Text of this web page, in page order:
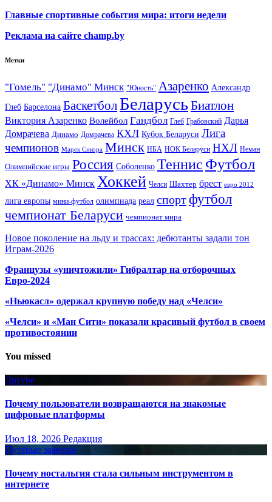
Главные спортивные события мира: итоги недели
Реклама на сайте champ.by
Метки
"Гомель" "Динамо" Минск "Юность" Азаренко Александр
Глеб Барселона Баскетбол БеларусьБиатлон
Виктория Азаренко Волейбол Гандбол Глеб Грабовский Дарья
Домрачева Динамо Домрачева КХЛ Кубок Беларуси Лига
чемпионов Марек Сикора Минск НБА НОК Беларуси НХЛ Неман
Олимпийские игры Россия Соболенко Теннис Футбол
ХК «Динамо» Минск Хоккей Челси Шахтер брест евро 2012
лига европы мини-футбол олимпиада реал спортфутбол
чемпионат Беларуси чемпионат мира
Новое поколение на льду и трассах: дебютанты задали тон
Играм-2026
Французы «уничтожили» Гибралтар на отборочных
Евро-2024
«Ньюкасл» одержал крупную победу над «Челси»
«Челси» и «Ман Сити» показали красивый футбол в своем
противостоянии
You missed
Другое
Почему пользователи возвращаются на знакомые
цифровые платформы
Июл 18, 2026 Редакция
Путёвые заметки
Почему ностальгия стала сильным инструментом в
интернете